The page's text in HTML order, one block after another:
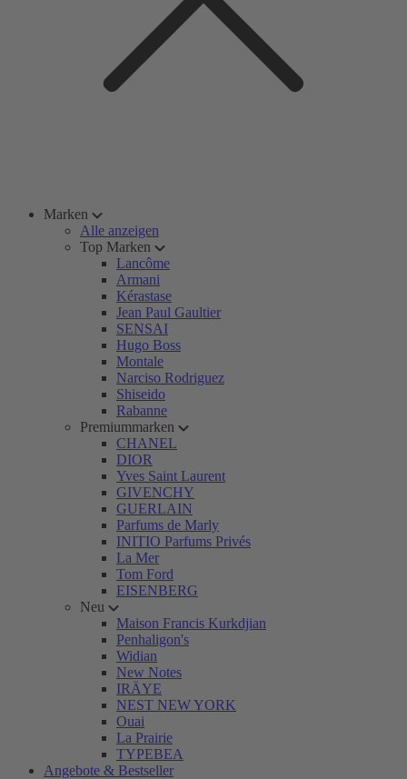
Marken
Alle anzeigen
Top Marken
Lancôme
Armani
Kérastase
Jean Paul Gaultier
SENSAI
Hugo Boss
Montale
Narciso Rodriguez
Shiseido
Rabanne
Premiummarken
CHANEL
DIOR
Yves Saint Laurent
GIVENCHY
GUERLAIN
Parfums de Marly
INITIO Parfums Privés
La Mer
Tom Ford
EISENBERG
Neu
Maison Francis Kurkdjian
Penhaligon's
Widian
New Notes
IRÄYE
NEST NEW YORK
Ouai
La Prairie
TYPEBEA
Angebote & Bestseller